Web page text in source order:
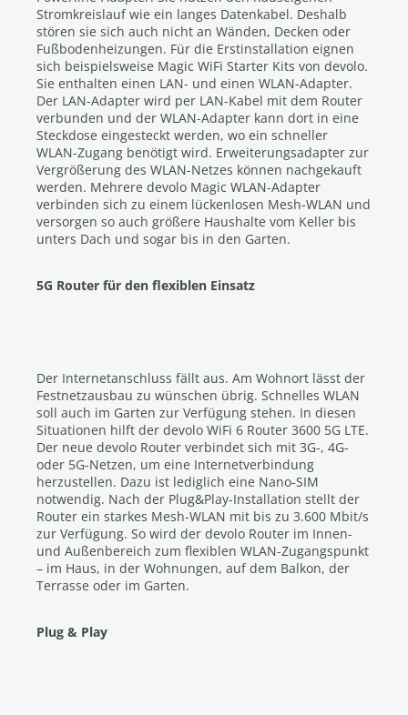
Stromkreislauf wie ein langes Datenkabel. Deshalb
stören sie sich auch nicht an Wänden, Decken oder
Fußbodenheizungen. Für die Erstinstallation eignen
sich beispielsweise Magic WiFi Starter Kits von devolo.
Sie enthalten einen LAN- und einen WLAN-Adapter.
Der LAN-Adapter wird per LAN-Kabel mit dem Router
verbunden und der WLAN-Adapter kann dort in eine
Steckdose eingesteckt werden, wo ein schneller
WLAN-Zugang benötigt wird. Erweiterungsadapter zur
Vergrößerung des WLAN-Netzes können nachgekauft
werden. Mehrere devolo Magic WLAN-Adapter
verbinden sich zu einem lückenlosen Mesh-WLAN und
versorgen so auch größere Haushalte vom Keller bis
unters Dach und sogar bis in den Garten.
5G Router für den flexiblen Einsatz
Der Internetanschluss fällt aus. Am Wohnort lässt der
Festnetzausbau zu wünschen übrig. Schnelles WLAN
soll auch im Garten zur Verfügung stehen. In diesen
Situationen hilft der devolo WiFi 6 Router 3600 5G LTE.
Der neue devolo Router verbindet sich mit 3G-, 4G-
oder 5G-Netzen, um eine Internetverbindung
herzustellen. Dazu ist lediglich eine Nano-SIM
notwendig. Nach der Plug&Play-Installation stellt der
Router ein starkes Mesh-WLAN mit bis zu 3.600 Mbit/s
zur Verfügung. So wird der devolo Router im Innen-
und Außenbereich zum flexiblen WLAN-Zugangspunkt
– im Haus, in der Wohnungen, auf dem Balkon, der
Terrasse oder im Garten.
Plug & Play